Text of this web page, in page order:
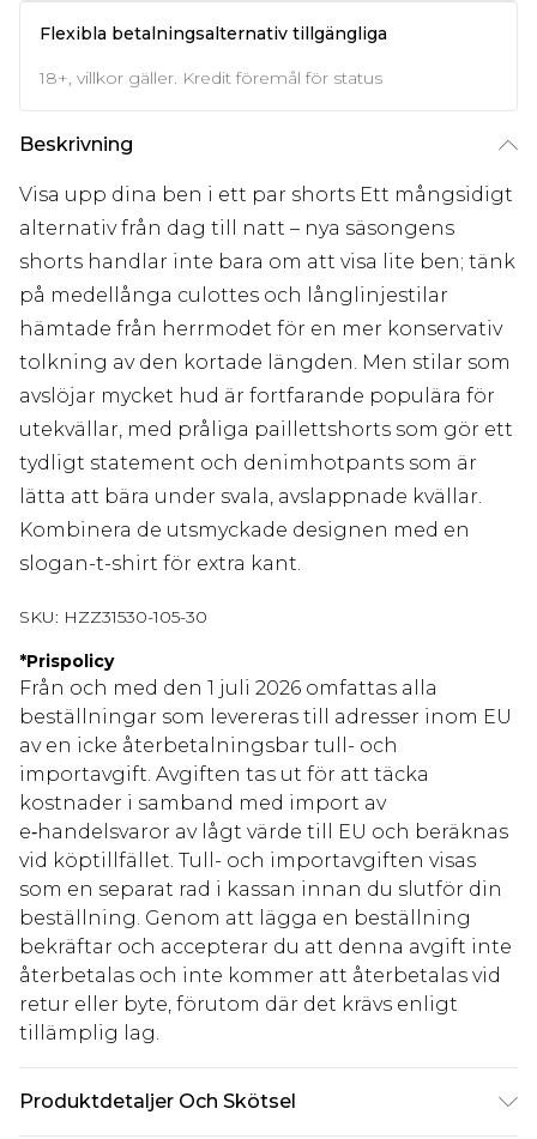
Flexibla betalningsalternativ tillgängliga
18+, villkor gäller. Kredit föremål för status
Beskrivning
Visa upp dina ben i ett par shorts Ett mångsidigt
alternativ från dag till natt – nya säsongens
shorts handlar inte bara om att visa lite ben; tänk
på medellånga culottes och långlinjestilar
hämtade från herrmodet för en mer konservativ
tolkning av den kortade längden. Men stilar som
avslöjar mycket hud är fortfarande populära för
utekvällar, med pråliga paillettshorts som gör ett
tydligt statement och denimhotpants som är
lätta att bära under svala, avslappnade kvällar.
Kombinera de utsmyckade designen med en
slogan-t-shirt för extra kant.
SKU: HZZ31530-105-30
*Prispolicy
Från och med den 1 juli 2026 omfattas alla
beställningar som levereras till adresser inom EU
av en icke återbetalningsbar tull- och
importavgift. Avgiften tas ut för att täcka
kostnader i samband med import av
e‑handelsvaror av lågt värde till EU och beräknas
vid köptillfället. Tull- och importavgiften visas
som en separat rad i kassan innan du slutför din
beställning. Genom att lägga en beställning
bekräftar och accepterar du att denna avgift inte
återbetalas och inte kommer att återbetalas vid
retur eller byte, förutom där det krävs enligt
tillämplig lag.
Produktdetaljer Och Skötsel